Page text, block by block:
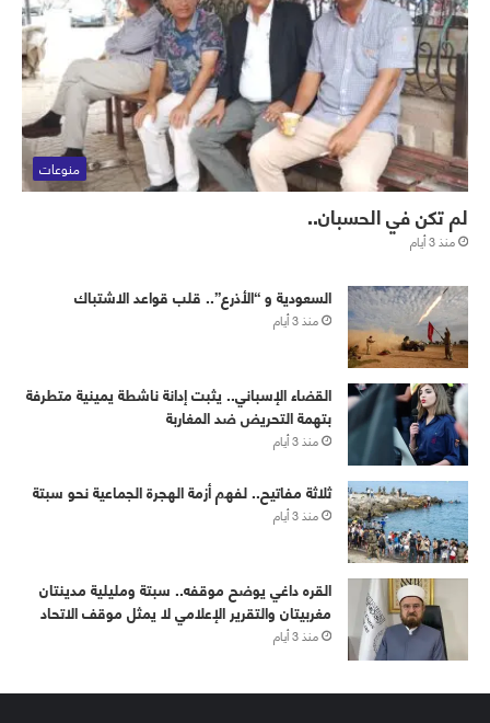
منوعات
لم تكن في الحسبان..
منذ 3 أيام
‏⁧‫السعودية‬⁩ و “الأذرع”.. قلب قواعد الاشتباك
منذ 3 أيام
القضاء الإسباني.. يثبت إدانة ناشطة يمينية متطرفة
بتهمة التحريض ضد المغاربة
منذ 3 أيام
ثلاثة مفاتيح.. لفهم أزمة الهجرة الجماعية نحو سبتة
منذ 3 أيام
القره داغي يوضح موقفه.. سبتة ومليلية مدينتان
مغربيتان والتقرير الإعلامي لا يمثل موقف الاتحاد
منذ 3 أيام